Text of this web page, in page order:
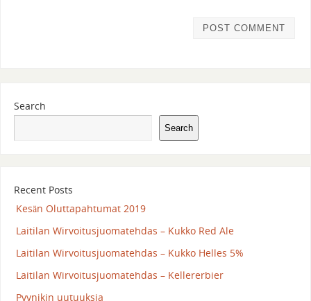
Search
Search
Recent Posts
Kesän Oluttapahtumat 2019
Laitilan Wirvoitusjuomatehdas – Kukko Red Ale
Laitilan Wirvoitusjuomatehdas – Kukko Helles 5%
Laitilan Wirvoitusjuomatehdas – Kellererbier
Pyynikin uutuuksia